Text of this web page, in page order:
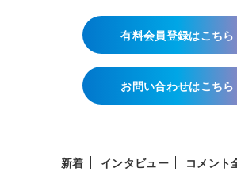
有料会員登録はこちら
お問い合わせはこちら
新着 インタビュー コメント